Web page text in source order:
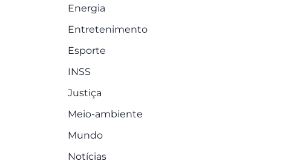
Energia
Entretenimento
Esporte
INSS
Justiça
Meio-ambiente
Mundo
Notícias